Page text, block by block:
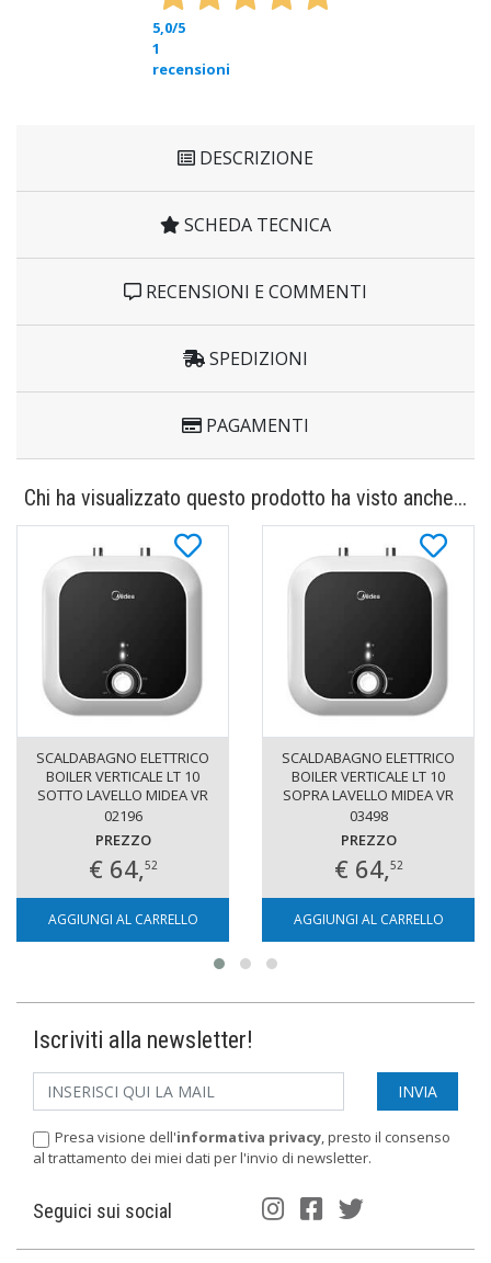
5,0/5
1
recensioni
DESCRIZIONE
SCHEDA TECNICA
RECENSIONI E COMMENTI
SPEDIZIONI
PAGAMENTI
Chi ha visualizzato questo prodotto ha visto anche...
SCALDABAGNO ELETTRICO
BOILER VERTICALE LT 10
SOTTO LAVELLO MIDEA VR
02196
PREZZO
€ 64,52
AGGIUNGI AL CARRELLO
SCALDABAGNO ELETTRICO
BOILER VERTICALE LT 10
SOPRA LAVELLO MIDEA VR
03498
PREZZO
€ 64,52
AGGIUNGI AL CARRELLO
Iscriviti alla newsletter!
Presa visione dell'informativa privacy, presto il consenso
al trattamento dei miei dati per l'invio di newsletter.
Seguici sui social